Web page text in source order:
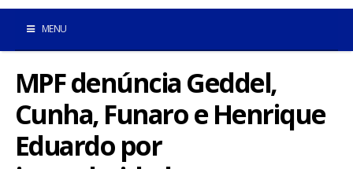
MENU
INÍCIO
POMBAL E REGIÃO
MPF denúncia Geddel,
Cunha, Funaro e Henrique
Eduardo por